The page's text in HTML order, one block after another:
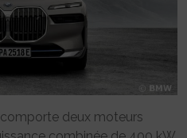
deux moteurs